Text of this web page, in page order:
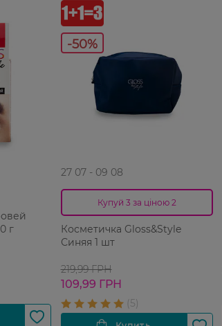
г
-50%
27 07 - 09 08
Купуй 3 за ціною 2
Косметичка Gloss&Style
Синяя 1 шт
219,99 ГРН
109,99 ГРН